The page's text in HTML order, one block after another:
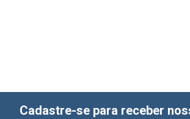
Cadastre-se para receber